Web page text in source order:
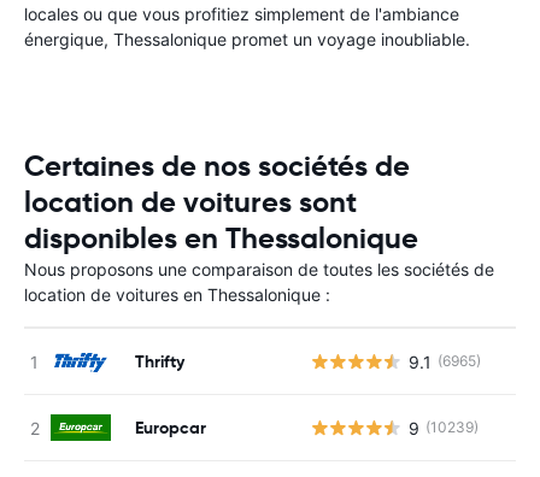
locales ou que vous profitiez simplement de l'ambiance
énergique, Thessalonique promet un voyage inoubliable.
Certaines de nos sociétés de
location de voitures sont
disponibles en Thessalonique
Nous proposons une comparaison de toutes les sociétés de
location de voitures en Thessalonique :
Thrifty 9.1 (6965)
Europcar 9 (10239)